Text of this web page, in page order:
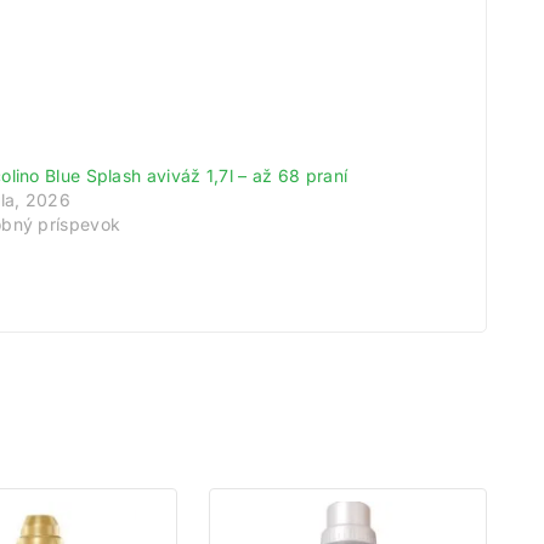
Blue Splash aviváž 1,7l – až 68 praní
2026
príspevok